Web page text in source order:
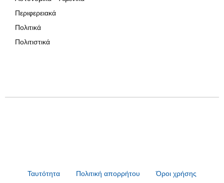
Περιφερειακά
Πολιτικά
Πολιτιστικά
Ταυτότητα Πολιτική απορρήτου Όροι χρήσης